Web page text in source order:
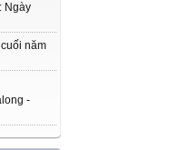
Ngày
năm
-